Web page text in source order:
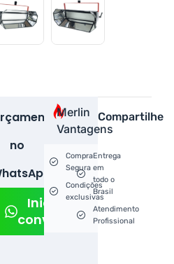
no
Iniciar
conversa
Compartilhe
Merlin
Vantagens
Compra
Segura
Condições
exclusivas
Entrega
em
todo o
Brasil
Atendimento
Profissional